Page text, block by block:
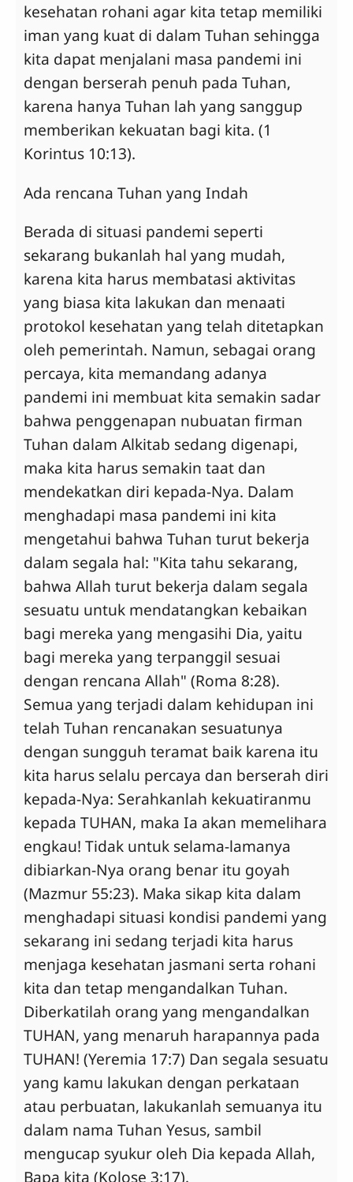
kesehatan rohani agar kita tetap memiliki
iman yang kuat di dalam Tuhan sehingga
kita dapat menjalani masa pandemi ini
dengan berserah penuh pada Tuhan,
karena hanya Tuhan lah yang sanggup
memberikan kekuatan bagi kita. (1
Korintus 10:13).
Ada rencana Tuhan yang Indah
Berada di situasi pandemi seperti
sekarang bukanlah hal yang mudah,
karena kita harus membatasi aktivitas
yang biasa kita lakukan dan menaati
protokol kesehatan yang telah ditetapkan
oleh pemerintah. Namun, sebagai orang
percaya, kita memandang adanya
pandemi ini membuat kita semakin sadar
bahwa penggenapan nubuatan firman
Tuhan dalam Alkitab sedang digenapi,
maka kita harus semakin taat dan
mendekatkan diri kepada-Nya. Dalam
menghadapi masa pandemi ini kita
mengetahui bahwa Tuhan turut bekerja
dalam segala hal: "Kita tahu sekarang,
bahwa Allah turut bekerja dalam segala
sesuatu untuk mendatangkan kebaikan
bagi mereka yang mengasihi Dia, yaitu
bagi mereka yang terpanggil sesuai
dengan rencana Allah" (Roma 8:28).
Semua yang terjadi dalam kehidupan ini
telah Tuhan rencanakan sesuatunya
dengan sungguh teramat baik karena itu
kita harus selalu percaya dan berserah diri
kepada-Nya: Serahkanlah kekuatiranmu
kepada TUHAN, maka Ia akan memelihara
engkau! Tidak untuk selama-lamanya
dibiarkan-Nya orang benar itu goyah
(Mazmur 55:23). Maka sikap kita dalam
menghadapi situasi kondisi pandemi yang
sekarang ini sedang terjadi kita harus
menjaga kesehatan jasmani serta rohani
kita dan tetap mengandalkan Tuhan.
Diberkatilah orang yang mengandalkan
TUHAN, yang menaruh harapannya pada
TUHAN! (Yeremia 17:7) Dan segala sesuatu
yang kamu lakukan dengan perkataan
atau perbuatan, lakukanlah semuanya itu
dalam nama Tuhan Yesus, sambil
mengucap syukur oleh Dia kepada Allah,
Bapa kita (Kolose 3:17).